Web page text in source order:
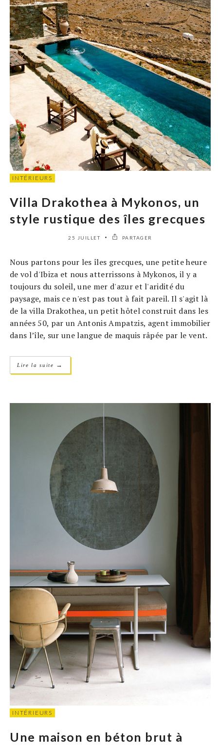
INTÉRIEURS
Villa Drakothea à Mykonos, un
style rustique des îles grecques
25 JUILLET PARTAGER
Nous partons pour les îles grecques, une petite heure
de vol d'Ibiza et nous atterrissons à Mykonos, il y a
toujours du soleil, une mer d'azur et l'aridité du
paysage, mais ce n'est pas tout à fait pareil. Il s'agit là
de la villa Drakothea, un petit hôtel construit dans les
années 50, par un Antonis Ampatzis, agent immobilier
dans l’île, sur une langue de maquis râpée par le vent.
Lire la suite →
INTÉRIEURS
Une maison en béton brut à